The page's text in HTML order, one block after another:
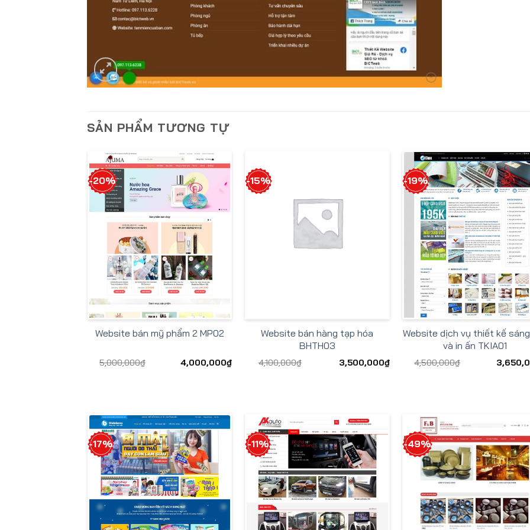
SẢN PHẨM TƯƠNG TỰ
-20%
Website bán mỹ phẩm 2 MP02
5,000,000₫ 4,000,000₫
-15%
Website bán hàng tạp hóa
BHTH03
4,100,000₫ 3,500,000₫
-19%
Website dịch vụ thiết kế
và in ấn TKIA01
4,500,000₫
-17% -11% -49%